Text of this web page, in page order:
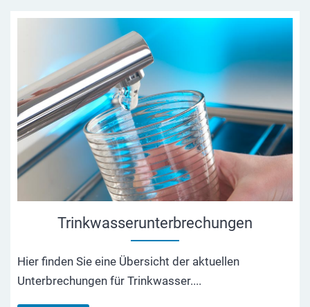
Trinkwasserunterbrechungen
Hier finden Sie eine Übersicht der aktuellen
Unterbrechungen für Trinkwasser....